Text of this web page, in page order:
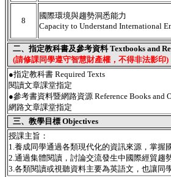
8
國際環境與趨勢洞悉能力
Capacity to Understand International
二、指定教科書及參考資料 Textbooks and
(請修課同學遵守智慧財產權，不得非法影印)
●指定教科書 Required Texts
閱讀文章課堂指定
●參考書資料暨網路資源 Reference Books and
網路文章課堂指定
三、教學目標 Objectives
授課主旨：
1.養成同學通過各類現代化的資訊來源，掌握
2.通過集體閱讀，討論交流發生中國際經貿趨勢
3.各類閱讀或視聽資料主要為英語文，也讓同